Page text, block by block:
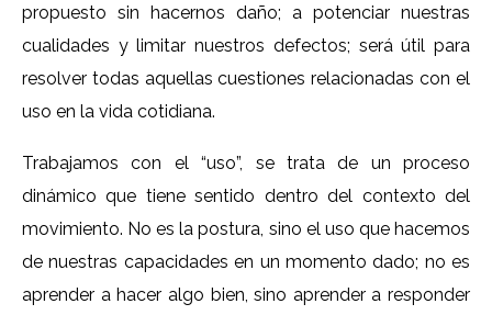
propuesto sin hacernos daño; a potenciar nuestras
cualidades y limitar nuestros defectos; será útil para
resolver todas aquellas cuestiones relacionadas con el
uso en la vida cotidiana.
Trabajamos con el “uso”, se trata de un proceso
dinámico que tiene sentido dentro del contexto del
movimiento. No es la postura, sino el uso que hacemos
de nuestras capacidades en un momento dado; no es
aprender a hacer algo bien, sino aprender a responder